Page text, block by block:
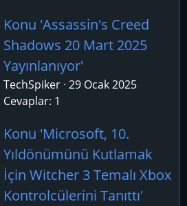
Konu 'Assassin's Creed
Shadows 20 Mart 2025
Yayınlanıyor'
TechSpiker 29 Ocak 2025
Cevaplar: 1
Konu 'Microsoft, 10.
Yıldönümünü Kutlamak
İçin Witcher 3 Temalı Xbox
Kontrolcülerini Tanıttı'